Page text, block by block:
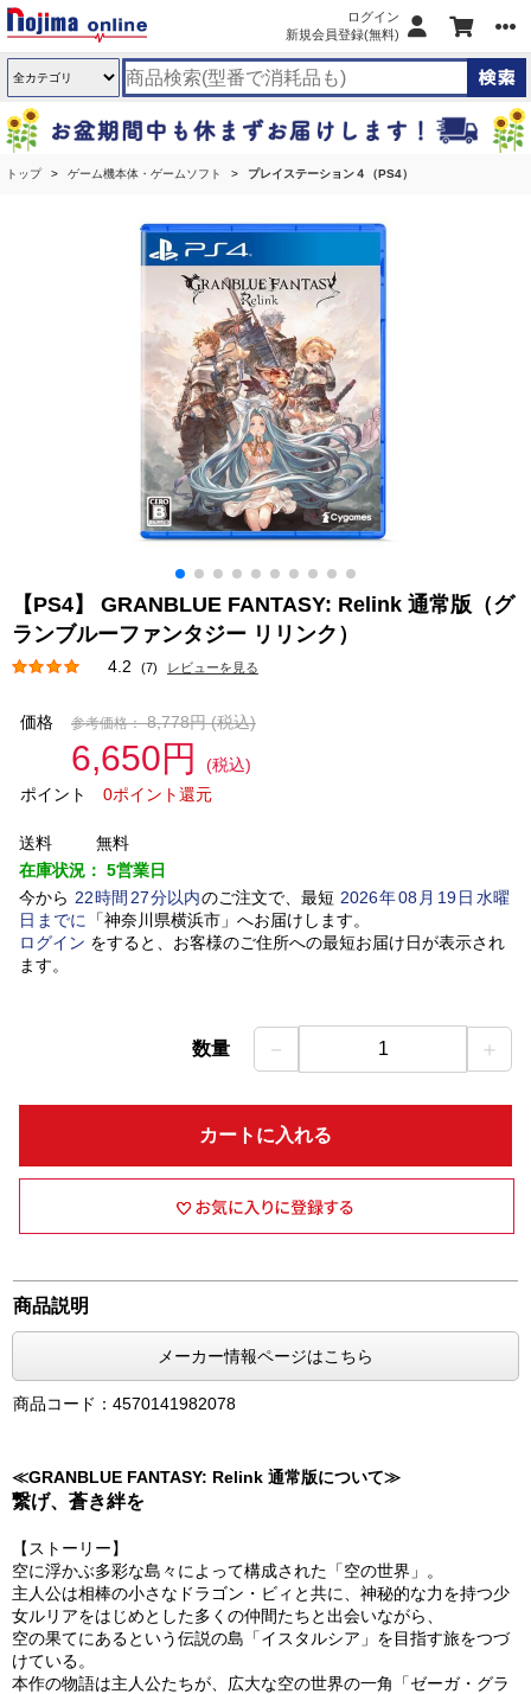
ログイン
新規会員登録(無料)
トップ ゲーム機本体・ゲームソフト プレイステーション４（PS4）
【PS4】 GRANBLUE FANTASY: Relink 通常版（グ
ランブルーファンタジー リリンク）
4.2 (7) レビューを見る
価格 参考価格： 8,778円(税込)
6,650円
(税込)
ポイント
0ポイント還元
送料
無料
在庫状況： 5営業日
今から 22時間 27分以内のご注文で、最短 2026年08 月 19日水曜
日 までに 「神奈川県横浜市」 へお届けします。
ログイン をすると、お客様のご住所への最短お届け日が表示され
ます。
数量 － 1 ＋
カートに入れる
商品説明
メーカー情報ページはこちら
商品コード：4570141982078
≪GRANBLUE FANTASY: Relink 通常版について≫
繋げ、蒼き絆を
【ストーリー】
空に浮かぶ多彩な島々によって構成された「空の世界」。
主人公は相棒の小さなドラゴン・ビィと共に、神秘的な力を持つ少
女ルリアをはじめとした多くの仲間たちと出会いながら、
空の果てにあるという伝説の島「イスタルシア」を目指す旅をつづ
けている。
本作の物語は主人公たちが、広大な空の世界の一角「ゼーガ・グラ